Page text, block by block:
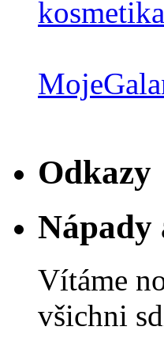
Odkazy
Vítáme
všichni